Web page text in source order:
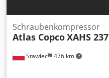
Stawiec 476 km
Schraubenkompressor
Atlas CopcoXAHS 237